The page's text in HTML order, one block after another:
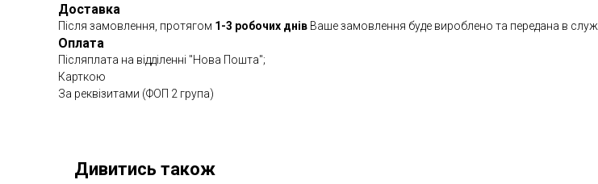
Доставка
Після замовлення, протягом 1-3 робочих днів Ваше замовлення буде вироблено та передана в
Оплата
Післяплата на відділенні "Нова Пошта";
Карткою
За реквізитами (ФОП 2 група)
Дивитись також